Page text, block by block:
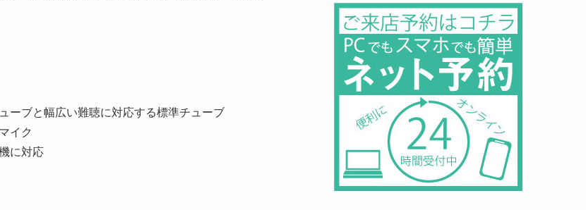
ーブと幅広い難聴に対応する標準チューブ
イク
に対応